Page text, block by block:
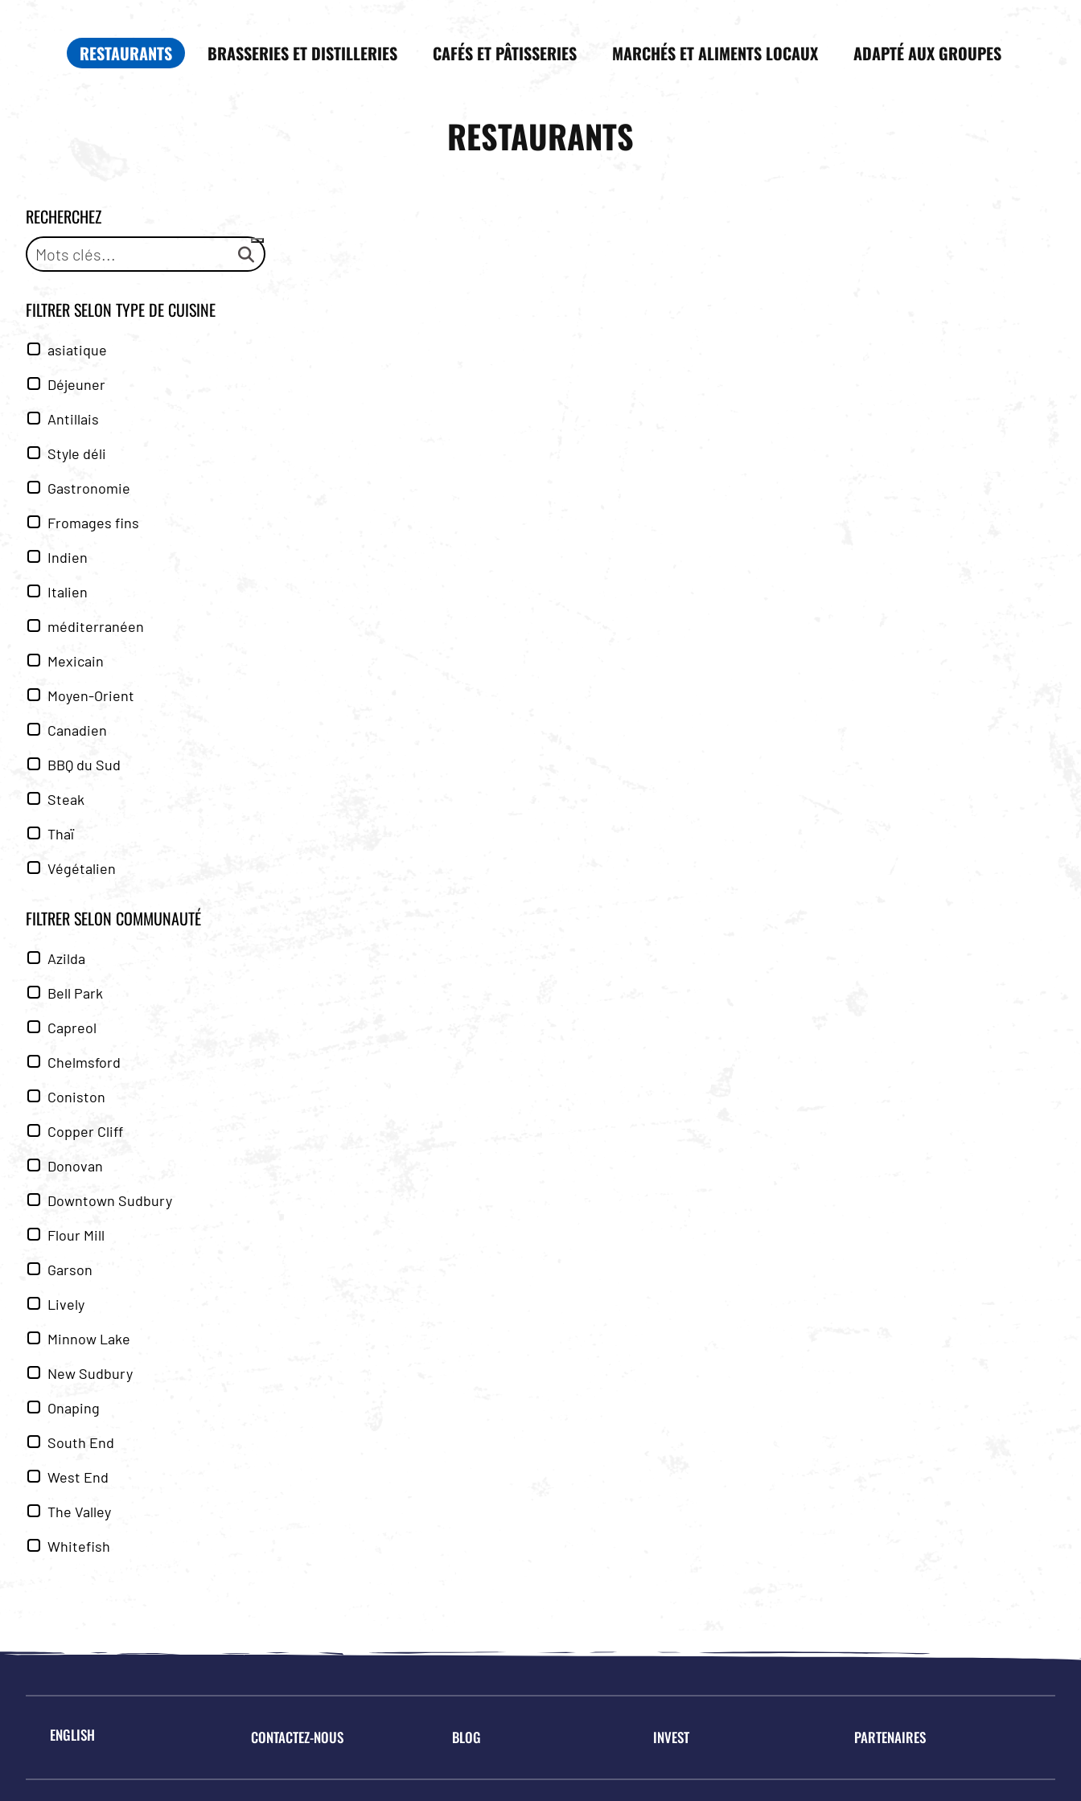
RESTAURANTS BRASSERIES ET DISTILLERIES CAFÉS ET PÂTISSERIES MARCHÉS ET ALIMENTS LOCAUX ADAPTÉ AUX GROUPES
RESTAURANTS
RECHERCHEZ
FILTRER SELON TYPE DE CUISINE
asiatique
Déjeuner
Antillais
Style déli
Gastronomie
Fromages fins
Indien
Italien
méditerranéen
Mexicain
Moyen-Orient
Canadien
BBQ du Sud
Steak
Thaï
Végétalien
FILTRER SELON COMMUNAUTÉ
Azilda
Bell Park
Capreol
Chelmsford
Coniston
Copper Cliff
Donovan
Downtown Sudbury
Flour Mill
Garson
Lively
Minnow Lake
New Sudbury
Onaping
South End
West End
The Valley
Whitefish
ENGLISH CONTACTEZ-NOUS BLOG INVEST PARTENAIRES